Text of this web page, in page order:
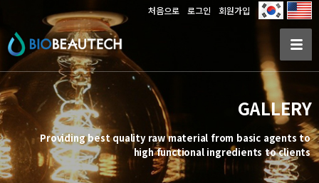
처음으로 로그인 회원가입
GALLERY
Providing best quality raw material from basic agents to
high functional ingredients to clients